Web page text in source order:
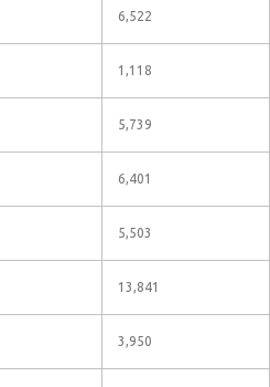
6,522
1,118
5,739
6,401
5,503
13,841
3,950